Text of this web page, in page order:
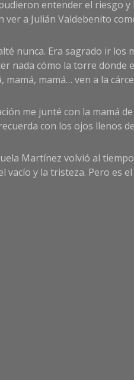
entender el riesgo
ver a Julián Valdebenito
nunca. Era sagrado ir
nada cómo la torre
mamá, mamá… ven a la
me junté con la mamá
con los ojos llenos
Martínez volvió al
vacío y la tristeza. Pero es